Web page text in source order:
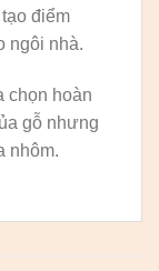
điểm
ngôi nhà.
chọn hoàn
gỗ nhưng
nhôm.